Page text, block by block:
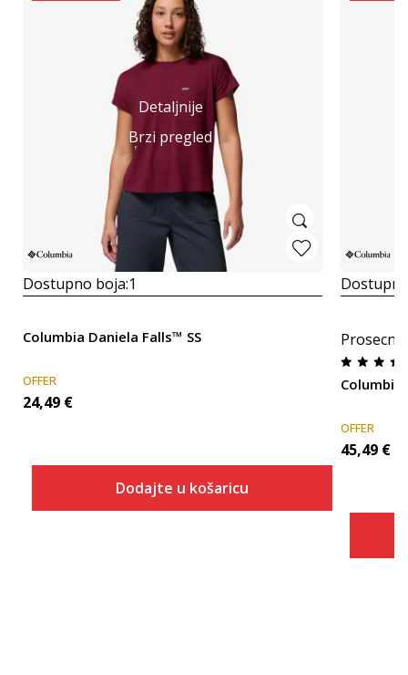
Detaljnije
Brzi pregled
Dostupno boja:1
Columbia Daniela Falls™ SS
OFFER
24,49 €
Dodajte u košaricu
OFFER
45,49 €